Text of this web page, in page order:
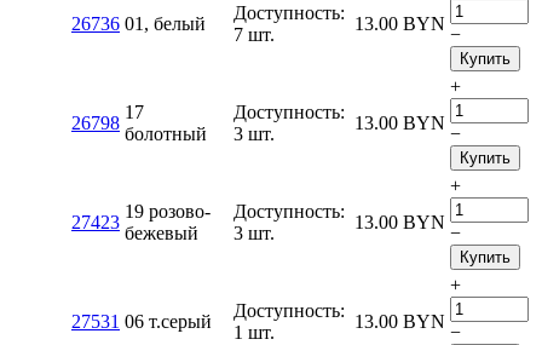
26736 01, белый
Доступность:
7 шт.
13.00 BYN
−
Купить
26798
17
болотный
Доступность:
3 шт.
13.00 BYN
+
−
Купить
27423
19 розово-
бежевый
Доступность:
3 шт.
13.00 BYN
+
−
Купить
27531 06 т.серый
Доступность:
1 шт.
13.00 BYN
+
−